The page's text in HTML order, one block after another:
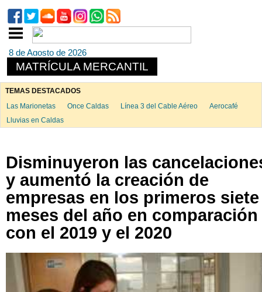
8 de Agosto de 2026
MATRÍCULA MERCANTIL
TEMAS DESTACADOS
Las Marionetas
Once Caldas Línea 3 del Cable Aéreo
Aerocafé
Lluvias en Caldas
Disminuyeron las
y aumentó la creación de
empresas en los primeros siete
meses del año en comparación
con el 2019 y el 2020